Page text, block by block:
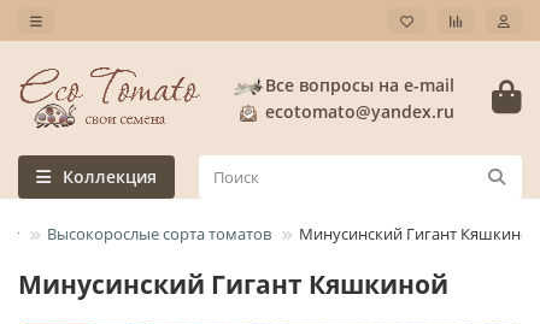
Все вопросы на e-mail
ecotomato@yandex.ru
Коллекция
Высокорослые сорта томатов Минусинский Гигант Кяшкиной
Минусинский Гигант Кяшкиной